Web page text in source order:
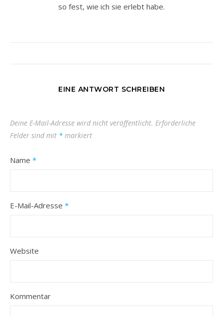
so fest, wie ich sie erlebt habe.
EINE ANTWORT SCHREIBEN
Deine E-Mail-Adresse wird nicht veröffentlicht. Erforderliche
Felder sind mit * markiert
Name *
E-Mail-Adresse *
Website
Kommentar